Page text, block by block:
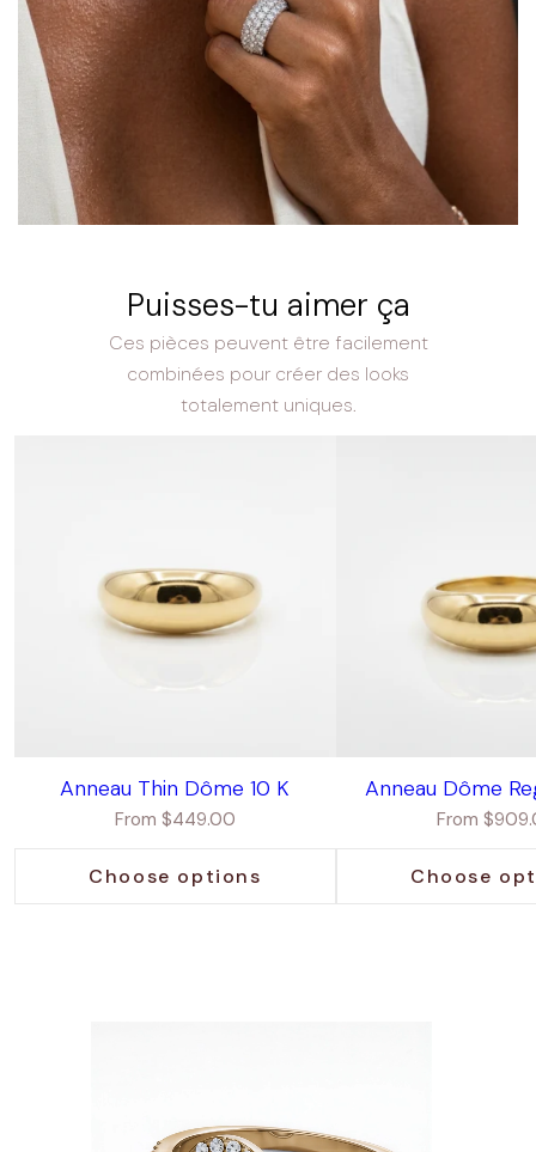
Puisses-tu aimer ça
Ces pièces peuvent être facilement
combinées pour créer des looks
totalement uniques.
Anneau Thin Dôme 10 K
Regular
From $449.00
Choose options
Anneau Dôme
Regular
From
Choose